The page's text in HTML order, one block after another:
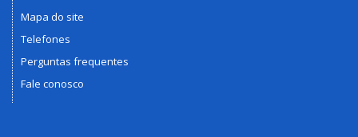
Mapa do site
Telefones
Perguntas frequentes
Fale conosco